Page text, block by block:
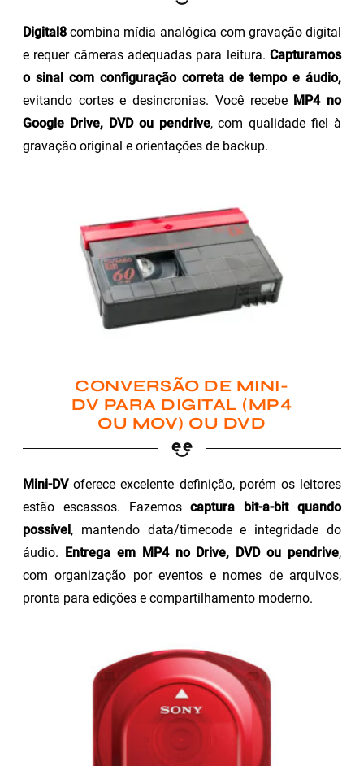
Digital8 combina mídia analógica com gravação digital
e requer câmeras adequadas para leitura. Capturamos
o sinal com configuração correta de tempo e áudio,
evitando cortes e desincronias. Você recebe MP4 no
Google Drive, DVD ou pendrive, com qualidade fiel à
gravação original e orientações de backup.
CONVERSÃO DE MINI-
DV PARA DIGITAL (MP4
OU MOV) OU DVD
Mini-DVoferece excelente definição, porém os leitores
estão escassos. Fazemoscaptura bit-a-bit quando
possível, mantendo data/timecode e integridade do
áudio. Entrega em MP4 no Drive, DVD ou pendrive,
com organização por eventos e nomes de arquivos,
pronta para edições e compartilhamento moderno.